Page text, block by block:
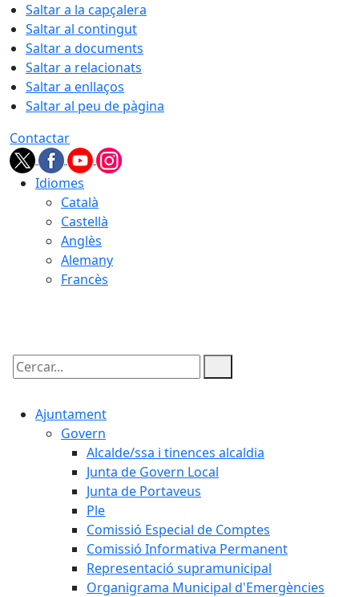
Saltar a la capçalera
Saltar al contingut
Saltar a documents
Saltar a relacionats
Saltar a enllaços
Saltar al peu de pàgina
Contactar
Idiomes
Català
Castellà
Anglès
Alemany
Francès
Cercar:
Ajuntament
Govern
Alcalde/ssa i tinences alcaldia
Junta de Govern Local
Junta de Portaveus
Ple
Comissió Especial de Comptes
Comissió Informativa Permanent
Representació supramunicipal
Organigrama Municipal d'Emergències